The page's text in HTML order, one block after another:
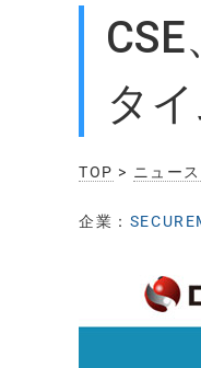
タ
TOP > ニュース
企業：